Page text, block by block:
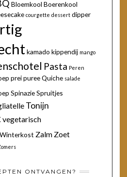
Bloemkool Boerenkool
courgette dessert dipper
kamado kippendij mango
Pasta Peren
preipureeQuiche salade
SpinazieSpruitjes
Tonijn
vegetarisch
Winterkost Zalm Zoet
ONTVANGEN?